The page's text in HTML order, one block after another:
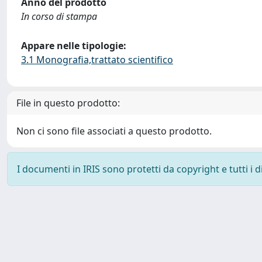
In corso di stampa
Appare nelle tipologie:
3.1 Monografia,trattato scientifico
File in questo prodotto:
Non ci sono file associati a questo prodotto.
I documenti in IRIS sono protetti da copyright e tutti i